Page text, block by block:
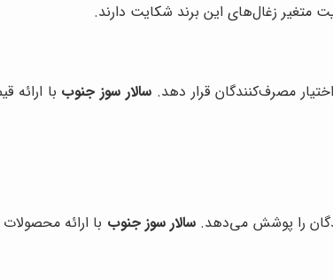
متغیر زغال‌های این برند شکایت دارند.
مصرف‌کنندگان قرار دهد. سالار سوز جنوب با
را پوشش می‌دهد. سالار سوز جنوب با ارائه